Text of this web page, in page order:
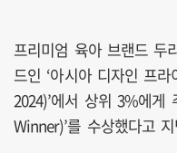
프리미엄 육아 브랜드 두
드인 ‘아시아 디자인 프라
2024)’에서 상위 3%에게
Winner)’를 수상했다고